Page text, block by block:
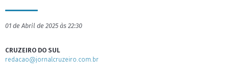
01 de Abril de 2025 às 22:30
CRUZEIRO DO SUL
redacao@jornalcruzeiro.com.br